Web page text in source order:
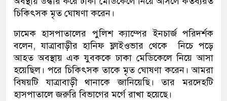
চিকিৎসক মৃত ঘোষণা করেন।
ঢামেক হাসপাতালের পুলিশ ক্যাম্পের ইনচার্জ পরিদর্শক
বলেন, যাত্রাবাড়ীর হানিফ ফ্লাইওভার থেকে নিচে পড়ে
আহত অবস্থায় এক যুবককে ঢাকা মেডিকেলে নিয়ে আসা
হয়েছিল। পরে চিকিৎসক তাকে মৃত ঘোষণা করেন। আমরা
বিষয়টি যাত্রাবাড়ী থানাকে জানিয়েছি। তার মরদেহটি
হাসপাতালে জরুরি বিভাগের মর্গে রাখা হয়েছে।